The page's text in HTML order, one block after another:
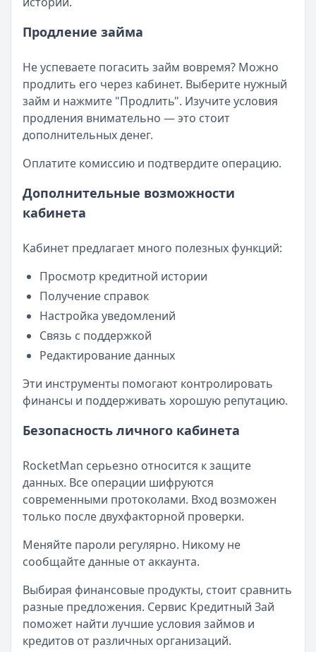
Продление займа
Не успеваете погасить займ вовремя? Можно
продлить его через кабинет. Выберите нужный
займ и нажмите "Продлить". Изучите условия
продления внимательно — это стоит
дополнительных денег.
Оплатите комиссию и подтвердите операцию.
Дополнительные возможности
кабинета
Кабинет предлагает много полезных функций:
Просмотр кредитной истории
Получение справок
Настройка уведомлений
Связь с поддержкой
Редактирование данных
Эти инструменты помогают контролировать
финансы и поддерживать хорошую репутацию.
Безопасность личного кабинета
RocketMan серьезно относится к защите
данных. Все операции шифруются
современными протоколами. Вход возможен
только после двухфакторной проверки.
Меняйте пароли регулярно. Никому не
сообщайте данные от аккаунта.
Выбирая финансовые продукты, стоит сравнить
разные предложения. Сервис Кредитный Зай
поможет найти лучшие условия займов и
кредитов от различных организаций.